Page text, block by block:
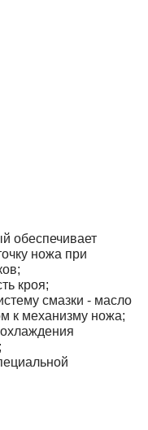
обеспечивает
ножа при
кроя;
смазки - масло
к механизму ножа;